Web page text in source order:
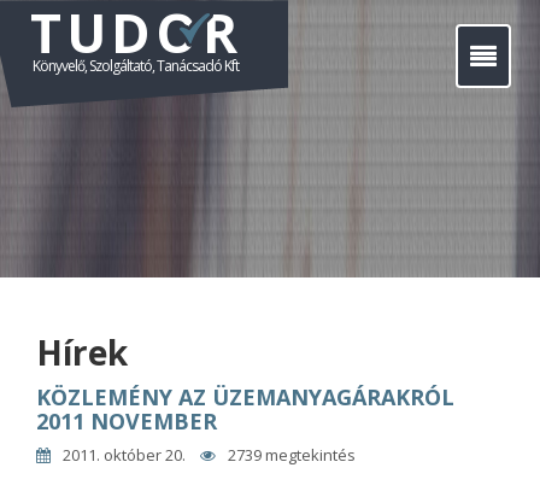
TUDOR
Könyvelő, Szolgáltató, Tanácsadó Kft
Hírek
KÖZLEMÉNY AZ ÜZEMANYAGÁRAKRÓL
2011 NOVEMBER
2011. október 20. 2739 megtekintés
Főoldal
Szolgáltatásaink
Hírek